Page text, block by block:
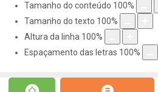
Tamanho do conteúdo 100%
Tamanho do texto 100%
Altura da linha 100%
Espaçamento das letras 100%